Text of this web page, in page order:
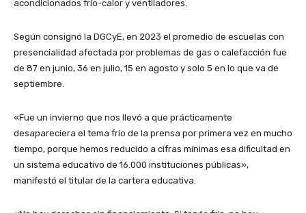
acondicionados frío-calor y ventiladores.
Según consignó la DGCyE, en 2023 el promedio de escuelas con
presencialidad afectada por problemas de gas o calefacción fue
de 87 en junio, 36 en julio, 15 en agosto y solo 5 en lo que va de
septiembre.
«Fue un invierno que nos llevó a que prácticamente
desapareciera el tema frío de la prensa por primera vez en mucho
tiempo, porque hemos reducido a cifras mínimas esa dificultad en
un sistema educativo de 16.000 instituciones públicas»,
manifestó el titular de la cartera educativa.